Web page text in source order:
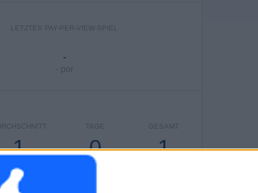
LETZTES PAY-PER-VIEW-SPIEL
-
- por
GESAMT
1
TAGE
0
1
PRO
SPIEL